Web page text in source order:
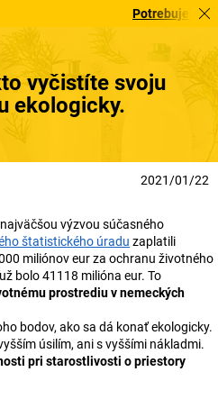
Potrebujete to
vyčistíte svoju
ekologicky.
2021/01/22
výzvou súčasného
štatistického úradu zaplatili
miliónov eur za ochranu životného
bolo 41118 milióna eur. To
prostrediu v nemeckých
bodov, ako sa dá konať ekologicky.
úsilím, ani s vyššími nákladmi.
pri starostlivosti o priestory